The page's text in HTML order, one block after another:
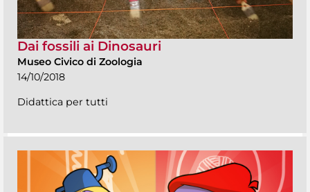
Dai fossili ai Dinosauri
Museo Civico di Zoologia
14/10/2018
Didattica per tutti